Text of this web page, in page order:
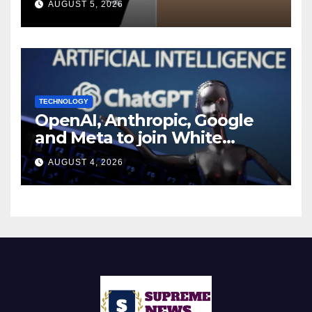
Report
AUGUST 5, 2026
TECHNOLOGY
OpenAI, Anthropic, Google
and Meta to join White
House AI security meeting
AUGUST 4, 2026